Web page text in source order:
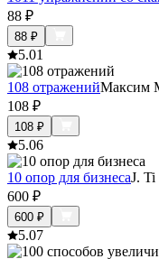
88 ₽
88 ₽
5.01
108 отраженийМаксим
108 ₽
108 ₽
5.06
10 опор для бизнесаJ. Ti
600 ₽
600 ₽
5.07